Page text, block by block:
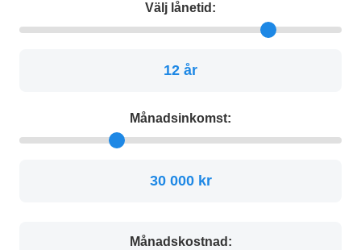
Välj lånetid:
12 år
Månadsinkomst:
30 000 kr
Månadskostnad: